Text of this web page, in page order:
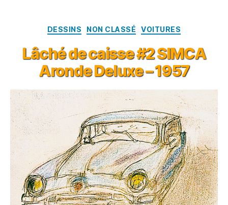
Catégories
DESSINS NON CLASSÉ VOITURES
Lâché de caisse #2 SIMCA
Aronde Deluxe – 1957